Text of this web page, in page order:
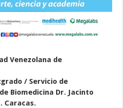
Venezolana de
/ Servicio de
Biomedicina Dr. Jacinto
Caracas.